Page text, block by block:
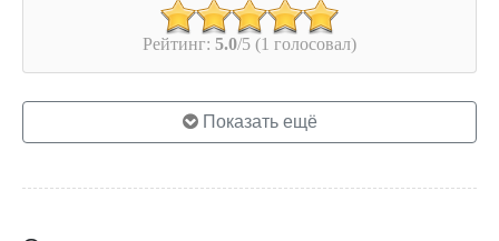
Рейтинг: 5.0/5 (1 голосовал)
Показать ещё